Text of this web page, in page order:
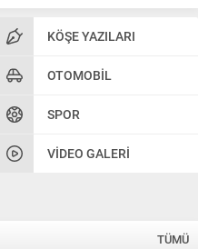
KÖŞE YAZILARI
OTOMOBIL
SPOR
VIDEO GALERI
TÜMÜ